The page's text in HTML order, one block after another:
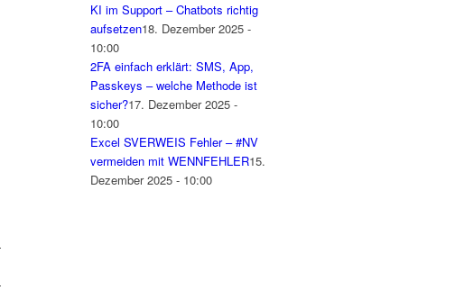
KI im Support – Chatbots richtig
aufsetzen18. Dezember 2025 -
10:00
2FA einfach erklärt: SMS, App,
Passkeys – welche Methode ist
sicher?17. Dezember 2025 -
10:00
Excel SVERWEIS Fehler – #NV
vermeiden mit WENNFEHLER15.
Dezember 2025 - 10:00